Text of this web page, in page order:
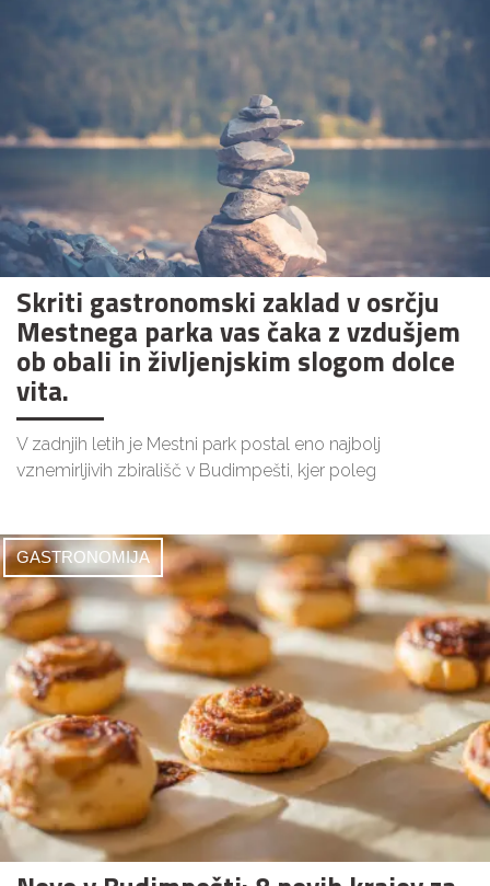
Skriti gastronomski zaklad v osrčju
Mestnega parka vas čaka z vzdušjem
ob obali in življenjskim slogom dolce
vita.
V zadnjih letih je Mestni park postal eno najbolj
vznemirljivih zbirališč v Budimpešti, kjer poleg
GASTRONOMIJA